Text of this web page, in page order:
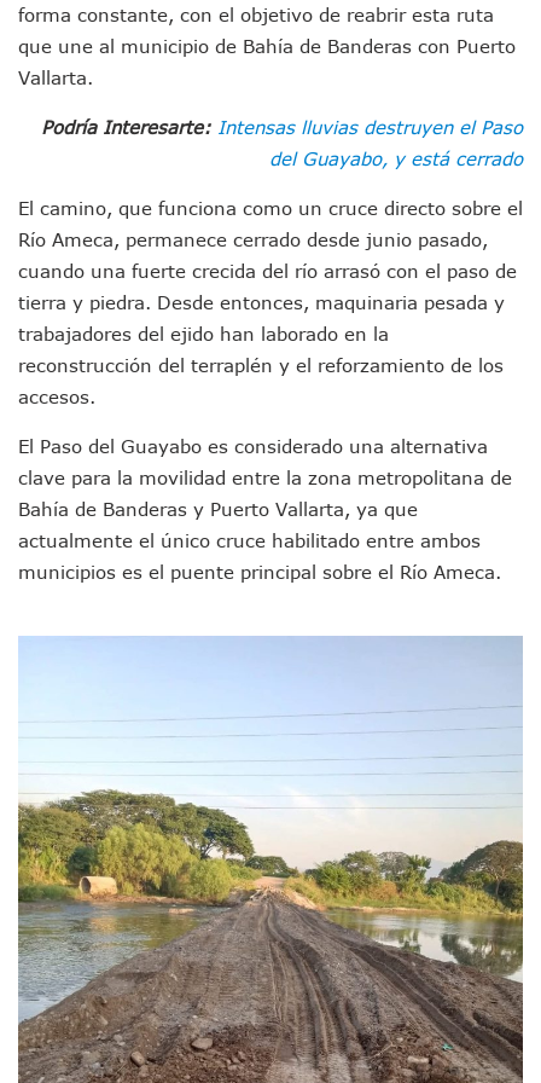
Colectivos Piden A Lemus Más Ministerios Públicos Para
Avenida Federación En Puerto Vallarta Registra 80% De
Morenistas Imparten Taller En Puerto Vallarta
Ayutla Bajo Investigación Tras Reporte De Posible
Maleza Crece En Camellones De La Principal Avenida
Bruno Blancas Reúne A Especialistas Para Analizar La
Entregan Aparato Auditivo A Don Juan Ramírez En Puerto
Juan Carlos Castro Realiza Asamblea Informativa En La
Huracán En Formación Podría Generar Oleaje Elevado En
Viajar A Puerto Vallarta Este Verano Puede Costar Hasta
Vecinos De La Playita Reciben A Juan Carlos Castro
Detienen A Cuatro Hombres Armados En Bucerías;
Yussara Canales Pide Transparencia Sobre Nuevo
Adultos Mayores De Ixtapa Tendrán Una “Casa De Día”
Mujeres Recorren Calles De Ixtapa Para Identificar
Dr. Álvarez Zayas Dirige Plan De Salud Animal Y
Por Desaparición Forzada, Expolicías De Nayarit
“El Mayo” Zambada Es Condenado A Morir En Prisión En
Brigada Forense Brindará Atención A Familias De
Vecinos De Vallarta 500 Exponen Queja De Vialidades A
Pelea De Extranjera Durante Función De “La Odisea” En
Joven Esgrimista De Puerto Vallarta Asegura Lugar En El
Llegan Camiones “oruga” A Puerto Vallarta Con
Coordinan Operativo Para Las Tradicionales Paseadas
Monzón Mexicano Causará Lluvias Muy Fuertes En
Acusado De Homicidio En El Tuito Permanecerá Un Año
Descartan Riesgo De Tsunami Para Puerto Vallarta Tras
Donald Trump Asistirá A La Final Del Mundial 2026 Entre
Retiran 10 Toneladas De Macroalga En Playa De
forma constante, con el objetivo de reabrir esta ruta
que une al municipio de Bahía de Banderas con Puerto
Vallarta.
Podría Interesarte: Intensas lluvias destruyen el Paso
del Guayabo, y está cerrado
El camino, que funciona como un cruce directo sobre el
Río Ameca, permanece cerrado desde junio pasado,
cuando una fuerte crecida del río arrasó con el paso de
tierra y piedra. Desde entonces, maquinaria pesada y
trabajadores del ejido han laborado en la
reconstrucción del terraplén y el reforzamiento de los
accesos.
El Paso del Guayabo es considerado una alternativa
clave para la movilidad entre la zona metropolitana de
Bahía de Banderas y Puerto Vallarta, ya que
actualmente el único cruce habilitado entre ambos
municipios es el puente principal sobre el Río Ameca.